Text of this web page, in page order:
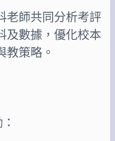
老師共同分析考評
及數據，優化校本
教策略。